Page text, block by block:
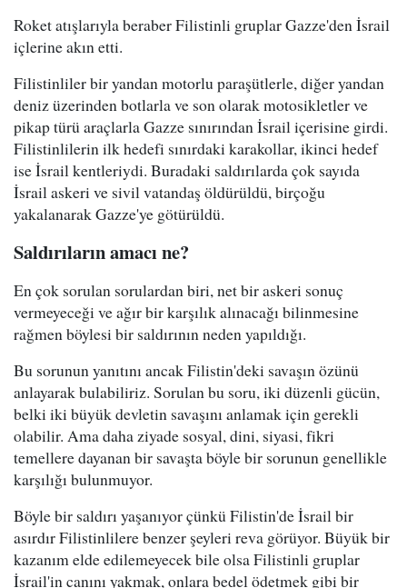
Roket atışlarıyla beraber Filistinli gruplar Gazze'den İsrail
içlerine akın etti.
Filistinliler bir yandan motorlu paraşütlerle, diğer yandan
deniz üzerinden botlarla ve son olarak motosikletler ve
pikap türü araçlarla Gazze sınırından İsrail içerisine girdi.
Filistinlilerin ilk hedefi sınırdaki karakollar, ikinci hedef
ise İsrail kentleriydi. Buradaki saldırılarda çok sayıda
İsrail askeri ve sivil vatandaş öldürüldü, birçoğu
yakalanarak Gazze'ye götürüldü.
Saldırıların amacı ne?
En çok sorulan sorulardan biri, net bir askeri sonuç
vermeyeceği ve ağır bir karşılık alınacağı bilinmesine
rağmen böylesi bir saldırının neden yapıldığı.
Bu sorunun yanıtını ancak Filistin'deki savaşın özünü
anlayarak bulabiliriz. Sorulan bu soru, iki düzenli gücün,
belki iki büyük devletin savaşını anlamak için gerekli
olabilir. Ama daha ziyade sosyal, dini, siyasi, fikri
temellere dayanan bir savaşta böyle bir sorunun genellikle
karşılığı bulunmuyor.
Böyle bir saldırı yaşanıyor çünkü Filistin'de İsrail bir
asırdır Filistinlilere benzer şeyleri reva görüyor. Büyük bir
kazanım elde edilemeyecek bile olsa Filistinli gruplar
İsrail'in canını yakmak, onlara bedel ödetmek gibi bir